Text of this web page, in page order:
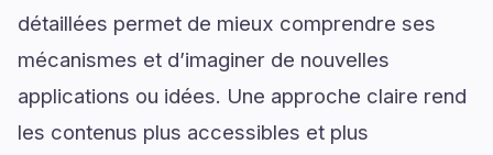
détaillées permet de mieux comprendre ses
mécanismes et d’imaginer de nouvelles
applications ou idées. Une approche claire rend
les contenus plus accessibles et plus